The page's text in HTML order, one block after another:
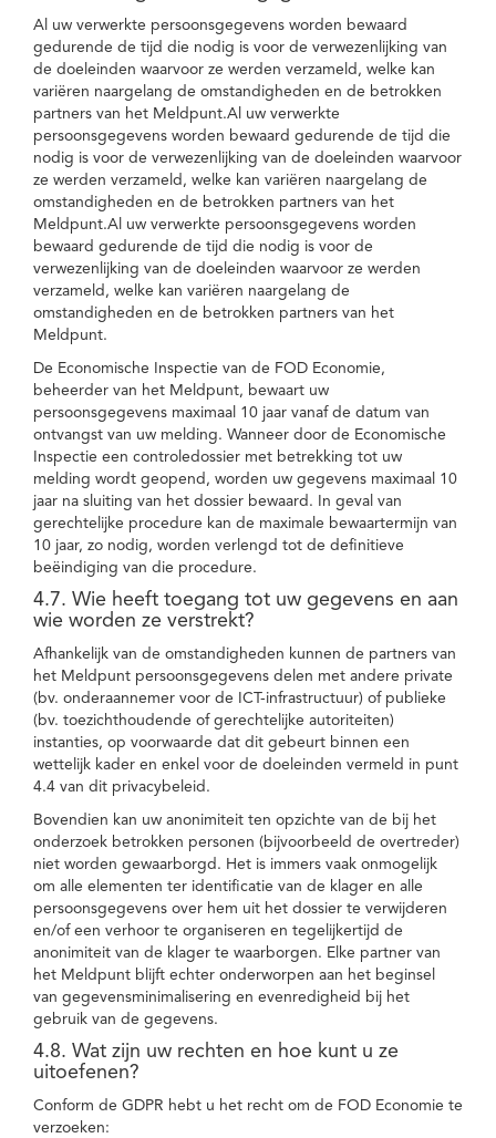
Al uw verwerkte persoonsgegevens worden bewaard
gedurende de tijd die nodig is voor de verwezenlijking van
de doeleinden waarvoor ze werden verzameld, welke kan
variëren naargelang de omstandigheden en de betrokken
partners van het Meldpunt.Al uw verwerkte
persoonsgegevens worden bewaard gedurende de tijd die
nodig is voor de verwezenlijking van de doeleinden waarvoor
ze werden verzameld, welke kan variëren naargelang de
omstandigheden en de betrokken partners van het
Meldpunt.Al uw verwerkte persoonsgegevens worden
bewaard gedurende de tijd die nodig is voor de
verwezenlijking van de doeleinden waarvoor ze werden
verzameld, welke kan variëren naargelang de
omstandigheden en de betrokken partners van het
Meldpunt.
De Economische Inspectie van de FOD Economie,
beheerder van het Meldpunt, bewaart uw
persoonsgegevens maximaal 10 jaar vanaf de datum van
ontvangst van uw melding. Wanneer door de Economische
Inspectie een controledossier met betrekking tot uw
melding wordt geopend, worden uw gegevens maximaal 10
jaar na sluiting van het dossier bewaard. In geval van
gerechtelijke procedure kan de maximale bewaartermijn van
10 jaar, zo nodig, worden verlengd tot de definitieve
beëindiging van die procedure.
4.7. Wie heeft toegang tot uw gegevens en aan
wie worden ze verstrekt?
Afhankelijk van de omstandigheden kunnen de partners van
het Meldpunt persoonsgegevens delen met andere private
(bv. onderaannemer voor de ICT-infrastructuur) of publieke
(bv. toezichthoudende of gerechtelijke autoriteiten)
instanties, op voorwaarde dat dit gebeurt binnen een
wettelijk kader en enkel voor de doeleinden vermeld in punt
4.4 van dit privacybeleid.
Bovendien kan uw anonimiteit ten opzichte van de bij het
onderzoek betrokken personen (bijvoorbeeld de overtreder)
niet worden gewaarborgd. Het is immers vaak onmogelijk
om alle elementen ter identificatie van de klager en alle
persoonsgegevens over hem uit het dossier te verwijderen
en/of een verhoor te organiseren en tegelijkertijd de
anonimiteit van de klager te waarborgen. Elke partner van
het Meldpunt blijft echter onderworpen aan het beginsel
van gegevensminimalisering en evenredigheid bij het
gebruik van de gegevens.
4.8. Wat zijn uw rechten en hoe kunt u ze
uitoefenen?
Conform de GDPR hebt u het recht om de FOD Economie te
verzoeken: